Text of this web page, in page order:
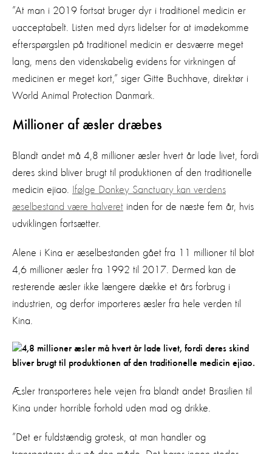
”At man i 2019 fortsat bruger dyr i traditionel medicin er
uacceptabelt. Listen med dyrs lidelser for at imødekomme
efterspørgslen på traditionel medicin er desværre meget
lang, mens den videnskabelig evidens for virkningen af
medicinen er meget kort,” siger Gitte Buchhave, direktør i
World Animal Protection Danmark.
Millioner af æsler dræbes
Blandt andet må 4,8 millioner æsler hvert år lade livet, fordi
deres skind bliver brugt til produktionen af den traditionelle
medicin ejiao.
Ifølge Donkey Sanctuary kan verdens
æselbestand være halveret inden for de næste fem år, hvis
udviklingen fortsætter.
Alene i Kina er æselbestanden gået fra 11 millioner til blot
4,6 millioner æsler fra 1992 til 2017. Dermed kan de
resterende æsler ikke længere dække et års forbrug i
industrien, og derfor importeres æsler fra hele verden til
Kina.
Æsler transporteres hele vejen fra blandt andet Brasilien til
Kina under horrible forhold uden mad og drikke.
”Det er fuldstændig grotesk, at man handler og